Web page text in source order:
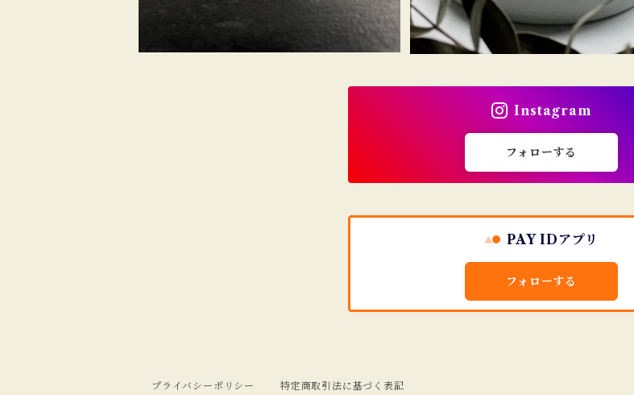
Instagram
フォローする
PAY IDアプリ
フォローする
プライバシーポリシー 特定商取引法に基づく表記